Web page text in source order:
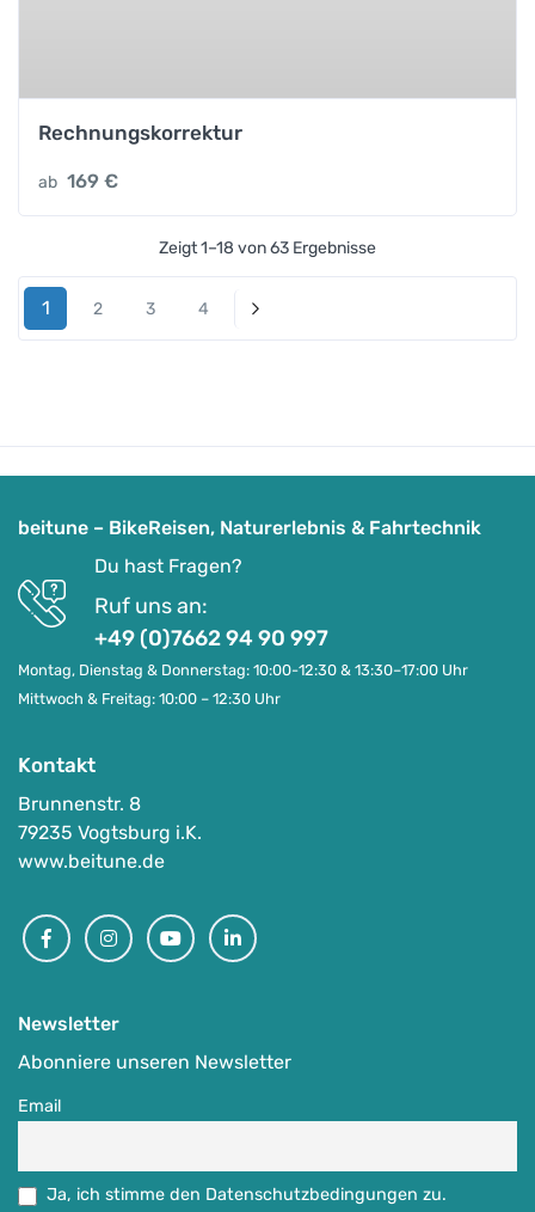
Rechnungskorrektur
ab 169 €
(E-)MTB Drei-Länder-Alpencross zum Comer
See
Alpenüberquerung, Transalp & Alpencross
05.07.-11.07.2027
Detail Anzeigen
Zeigt 1–18 von 63 Ergebnisse
1 2 3 4 Weiter
beitune – BikeReisen, Naturerlebnis & Fahrtechnik
Du hast Fragen?
Ruf uns an:
+49 (0)7662 94 90 997
Montag, Dienstag & Donnerstag: 10:00-12:30 & 13:30–17:00 Uhr
Mittwoch & Freitag: 10:00 – 12:30 Uhr
Kontakt
Brunnenstr. 8
79235 Vogtsburg i.K.
www.beitune.de
FacebookInstagramYoutubeLinkedin
Newsletter
Abonniere unseren Newsletter
Email
Ja, ich stimme den Datenschutzbedingungen zu.